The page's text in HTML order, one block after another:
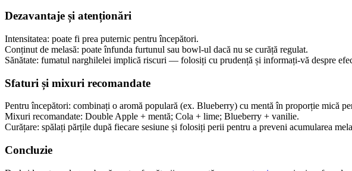
Dezavantaje și atenționări
Intensitatea: poate fi prea puternic pentru începători.
Conținut de melasă: poate înfunda furtunul sau bowl-ul dacă nu se curăță regulat.
Sănătate: fumatul narghilelei implică riscuri — folosiți cu prudență și informați-vă despre
Sfaturi și mixuri recomandate
Pentru începători: combinați o aromă populară (ex. Blueberry) cu mentă în proporție mică
Mixuri recomandate: Double Apple + mentă; Cola + lime; Blueberry + vanilie.
Curățare: spălați părțile după fiecare sesiune și folosiți perii pentru a preveni acumularea
Concluzie